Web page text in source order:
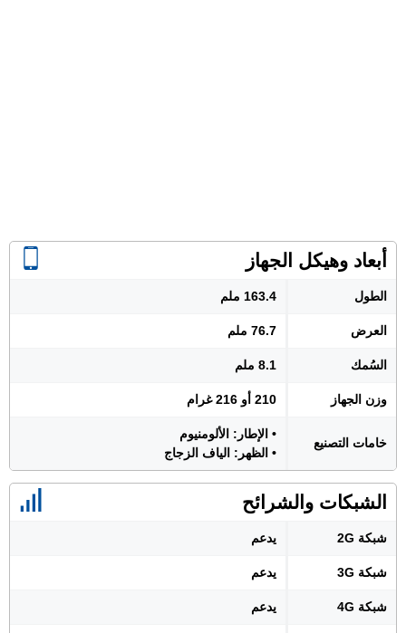
أبعاد وهيكل الجهاز
الطول 163.4 ملم
العرض 76.7 ملم
السُمك 8.1 ملم
وزن الجهاز 210 أو 216 غرام
خامات التصنيع
• الإطار: الألومنيوم
• الظهر: الياف الزجاج
الشبكات والشرائح
شبكة 2G يدعم
شبكة 3G يدعم
شبكة 4G يدعم